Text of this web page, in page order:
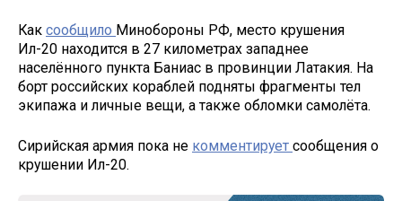
Как сообщило Минобороны РФ, место крушения
Ил-20 находится в 27 километрах западнее
населённого пункта Баниас в провинции Латакия. На
борт российских кораблей подняты фрагменты тел
экипажа и личные вещи, а также обломки самолёта.
Сирийская армия пока не комментирует сообщения о
крушении Ил-20.